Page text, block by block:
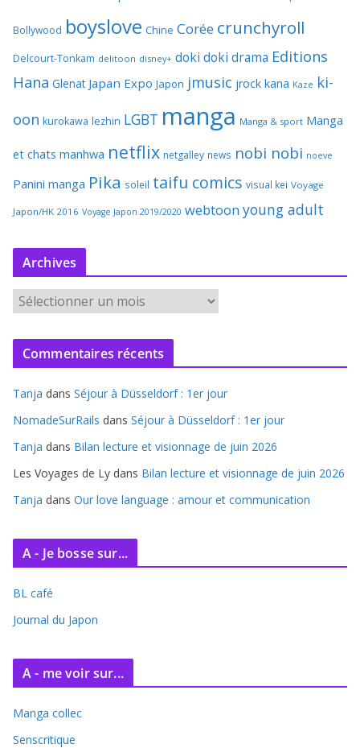
Bollywood boyslove Chine Corée crunchyroll
Delcourt-Tonkam delitoon disney+ doki doki drama Editions
Hana Glenat Japan Expo Japon jmusic jrock kana Kaze ki-
oon kurokawa lezhin LGBT manga Manga & sport Manga
et chats manhwa netflix netgalley news nobi nobi noeve
Panini manga Pika soleil taifu comics visual kei Voyage
Japon/HK 2016 Voyage Japon 2019/2020 webtoon young adult
Archives
r
c
v
e
Commentaires récents
Tanja dans Séjour à Düsseldorf : 1er jour
NomadeSurRails dans Séjour à Düsseldorf : 1er jour
Tanja dans Bilan lecture et visionnage de juin 2026
Les Voyages de Ly dans Bilan lecture et visionnage de juin 2026
Tanja dans Our love language : amour et communication
A - Je bosse sur...
BL café
Journal du Japon
A - me voir sur...
Manga collec
Senscritique